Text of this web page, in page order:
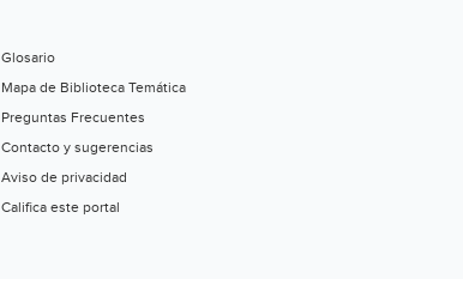
Glosario
Mapa de Biblioteca Temática
Preguntas Frecuentes
Contacto y sugerencias
Aviso de privacidad
Califica este portal